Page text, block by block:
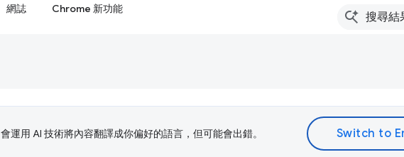
網誌 Chrome 新功能
運用 AI 技術將內容翻譯成你偏好的語言，但可能會出錯。